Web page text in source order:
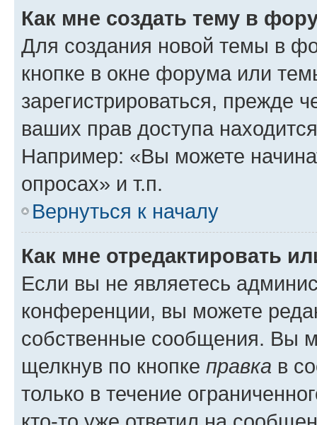
Как мне создать тему в
Для создания новой темы в
кнопке в окне форума или
зарегистрироваться, прежде
ваших прав доступа
Например: «Вы можете
опросах» и т.п.
Вернуться к началу
Как мне отредактировать
Если вы не являетесь
конференции, вы можете
собственные сообщения. Вы
щелкнув по кнопке правка в
только в течение